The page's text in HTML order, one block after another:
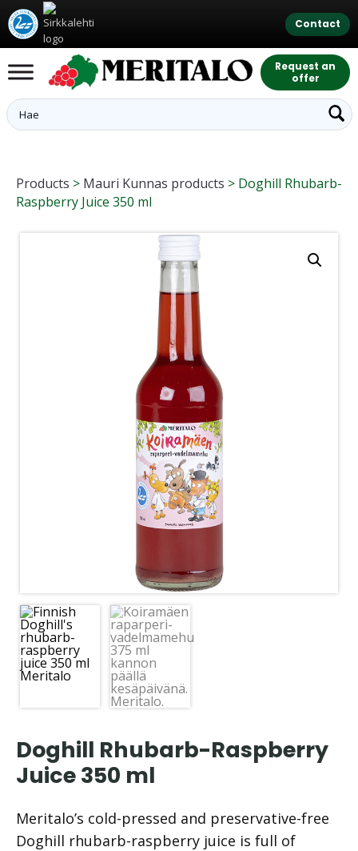
Contact
Request an
offer
Products > Mauri Kunnas products > Doghill Rhubarb-
Raspberry Juice 350 ml
Doghill Rhubarb-Raspberry
Juice 350 ml
Meritalo’s cold-pressed and preservative-free
Doghill rhubarb-raspberry juice is full of